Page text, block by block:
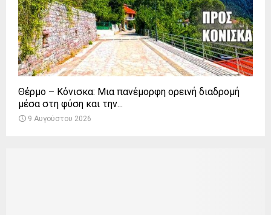
Θέρμο – Κόνισκα: Μια πανέμορφη ορεινή διαδρομή
μέσα στη φύση και την...
9 Αυγούστου 2026